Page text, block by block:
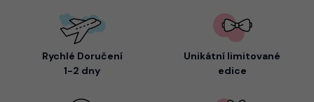
Rychlé Doručení
1-2 dny
Unikátní limitované
edice